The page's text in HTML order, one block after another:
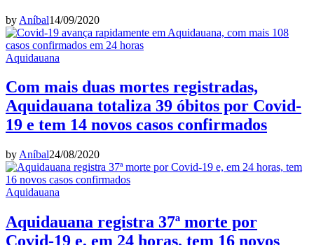
by Aníbal14/09/2020
Aquidauana
Com mais duas mortes registradas,
Aquidauana totaliza 39 óbitos por Covid-
19 e tem 14 novos casos confirmados
by Aníbal24/08/2020
Aquidauana
Aquidauana registra 37ª morte por
Covid-19 e, em 24 horas, tem 16 novos